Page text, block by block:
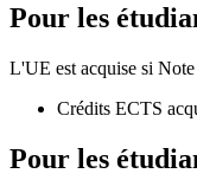
Pour les
L'UE est acquise si
Crédits ECTS
Pour les